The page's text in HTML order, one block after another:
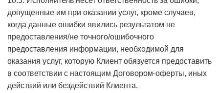
допущенные им при оказании услуг, кроме случаев,
когда данные ошибки явились результатом не
предоставления/не точного/ошибочного
предоставления информации, необходимой для
оказания услуг, которую Клиент обязуется предоставить
в соответствии с настоящим Договором-оферты, иных
действий или бездействий Клиента.